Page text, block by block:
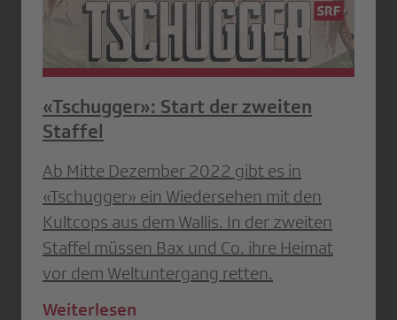
«Tschugger»: Start der zweiten
Staffel
Ab Mitte Dezember 2022 gibt es in
«Tschugger» ein Wiedersehen mit den
Kultcops aus dem Wallis. In der zweiten
Staffel müssen Bax und Co. ihre Heimat
vor dem Weltuntergang retten.
Weiterlesen